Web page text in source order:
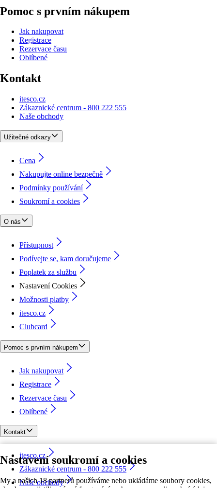
Nastavení soukromí a cookies
My a našich 18 partnerů používáme nebo ukládáme soubory cookies,
Pomoc s prvním nákupem
Jak nakupovat
Registrace
Rezervace času
Oblíbené
Kontakt
itesco.cz
Zákaznické centrum - 800 222 555
Naše obchody
Užitečné odkazy
Cena
Nakupujte online bezpečně
Podmínky používání
Soukromí a cookies
O nás
Přístupnost
Podívejte se, kam doručujeme
Poplatek za službu
Nastavení Cookies
Možnosti platby
itesco.cz
Clubcard
Pomoc s prvním nákupem
Jak nakupovat
Registrace
Rezervace času
Oblíbené
Kontakt
itesco.cz
Zákaznické centrum - 800 222 555
Naše obchody